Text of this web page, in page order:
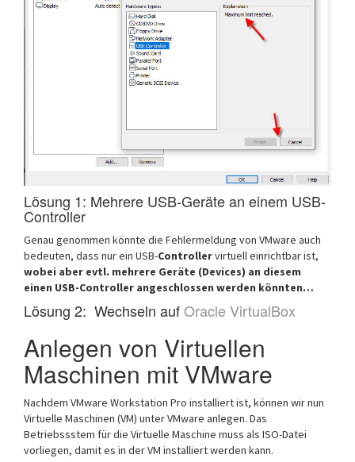
Lösung 1: Mehrere USB-Geräte an einem USB-
Controller
Genau genommen könnte die Fehlermeldung von VMware auch
bedeuten, dass nur ein USB-Controllervirtuell einrichtbar ist,
wobei aber evtl. mehrere Geräte (Devices) an diesem
einen USB-Controller angeschlossen werden könnten…
Lösung 2: Wechseln aufOracle VirtualBox
Anlegen von Virtuellen
Maschinen mit VMware
Nachdem VMware Workstation Pro installiert ist, können wir nun
Virtuelle Maschinen (VM) unter VMware anlegen. Das
Betriebssstem für die Virtuelle Maschine muss als ISO-Datei
vorliegen, damit es in der VM installiert werden kann.